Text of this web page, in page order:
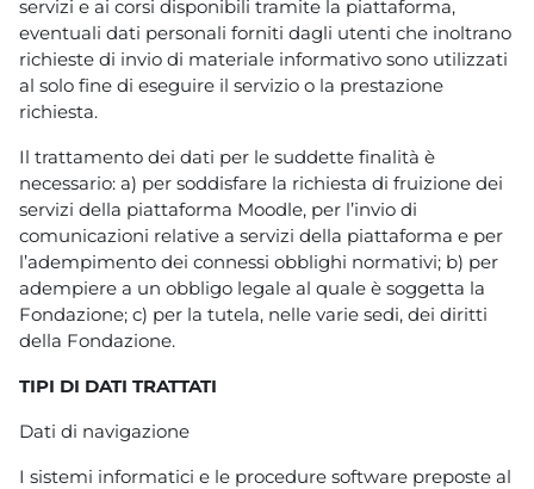
servizi e ai corsi disponibili tramite la piattaforma,
eventuali dati personali forniti dagli utenti che inoltrano
richieste di invio di materiale informativo sono utilizzati
al solo fine di eseguire il servizio o la prestazione
richiesta.
Il trattamento dei dati per le suddette finalità è
necessario: a) per soddisfare la richiesta di fruizione dei
servizi della piattaforma Moodle, per l’invio di
comunicazioni relative a servizi della piattaforma e per
l’adempimento dei connessi obblighi normativi; b) per
adempiere a un obbligo legale al quale è soggetta la
Fondazione; c) per la tutela, nelle varie sedi, dei diritti
della Fondazione.
TIPI DI DATI TRATTATI
Dati di navigazione
I sistemi informatici e le procedure software preposte al